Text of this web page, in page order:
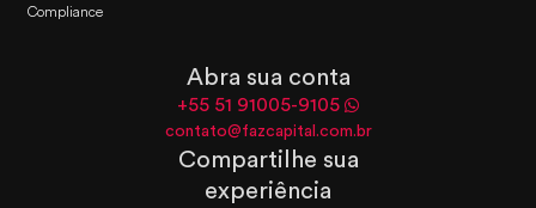
Compliance
Abra sua conta
+55 51 91005-9105
contato@fazcapital.com.br
Compartilhe sua
experiência